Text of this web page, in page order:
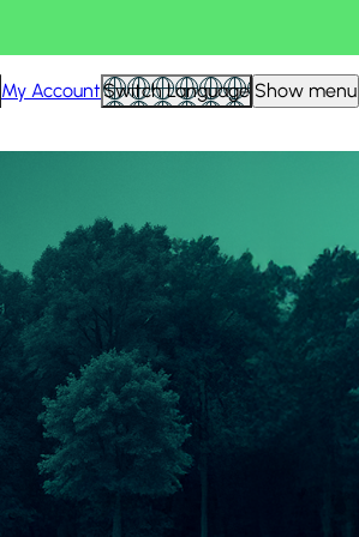
My AccountSwitch Language Show menu
Alle anzeigen